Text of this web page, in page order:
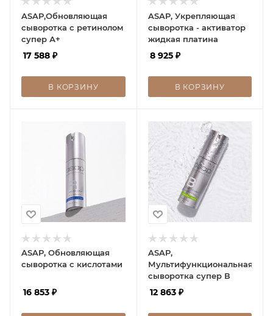
ASAP,Обновляющая
сыворотка с ретинолом
супер А+
17 588 ₽
В КОРЗИНУ
ASAP, Укрепляющая
сыворотка - активатор
жидкая платина
8 925₽
В КОРЗИНУ
ASAP, Обновляющая
сыворотка с кислотами
16 853 ₽
ASAP,
Мультифункциональная
сыворотка супер В
12 863₽